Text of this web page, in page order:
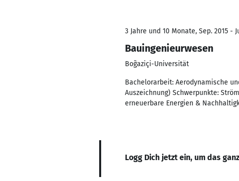
3 Jahre und 10 Monate, Sep. 2015 -
Bauingenieurwesen
Boğaziçi-Universität
Bachelorarbeit: Aerodynamische
Auszeichnung) Schwerpunkte:
erneuerbare Energien &
Logg Dich jetzt ein, um das